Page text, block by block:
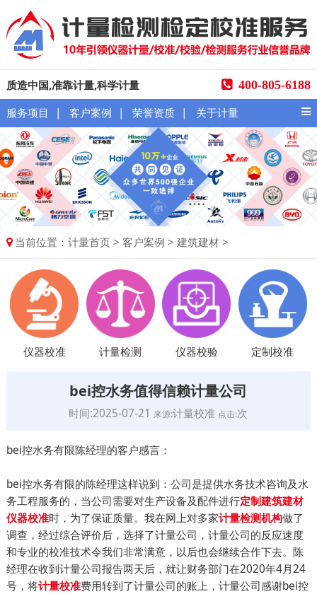
质造中国,准靠计量,科学计量 400-805-6188
服务项目 | 客户案例 | 荣誉资质 | 关于计量
当前位置：计量首页 >客户案例 >建筑建材 >
仪器校准 计量检测 仪器校验 定制校准
bei控水务值得信赖计量公司
时间:2025-07-21来源:计量校准 点击:次
bei控水务有限陈经理的客户感言：
bei控水务有限的陈经理这样说到：公司是提供水务技术咨询及水
务工程服务的，当公司需要对生产设备及配件进行定制建筑建材
仪器校准时，为了保证质量。我在网上对多家计量检测机构做了
调查，经过综合评价后，选择了计量公司，计量公司的反应速度
和专业的校准技术令我们非常满意，以后也会继续合作下去。陈
经理在收到计量公司报告两天后，就让财务部门在2020年4月24
号，将计量校准费用转到了计量公司的账上，计量公司感谢bei控